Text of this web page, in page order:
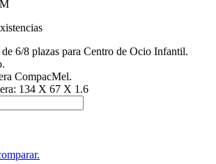
6/8 plazas para Centro de Ocio Infantil.
CompacMel.
134 X 67 X 1.6